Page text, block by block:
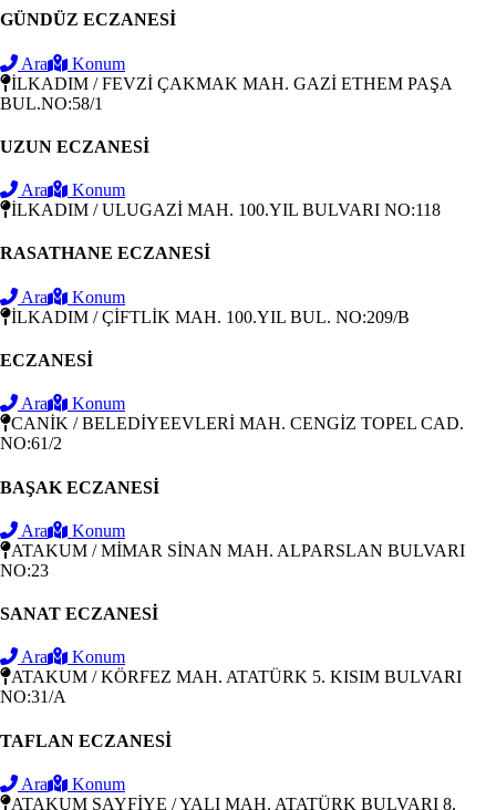
GÜNDÜZ ECZANESİ
Ara
Konum
İLKADIM / FEVZİ ÇAKMAK MAH. GAZİ ETHEM PAŞA
BUL.NO:58/1
UZUN ECZANESİ
Ara
Konum
İLKADIM / ULUGAZİ MAH. 100.YIL BULVARI NO:118
RASATHANE ECZANESİ
Ara
Konum
İLKADIM / ÇİFTLİK MAH. 100.YIL BUL. NO:209/B
ECZANESİ
Ara
Konum
CANİK / BELEDİYEEVLERİ MAH. CENGİZ TOPEL CAD.
NO:61/2
BAŞAK ECZANESİ
Ara
Konum
ATAKUM / MİMAR SİNAN MAH. ALPARSLAN BULVARI
NO:23
SANAT ECZANESİ
Ara
Konum
ATAKUM / KÖRFEZ MAH. ATATÜRK 5. KISIM BULVARI
NO:31/A
TAFLAN ECZANESİ
Ara
Konum
ATAKUM SAYFİYE / YALI MAH. ATATÜRK BULVARI 8.